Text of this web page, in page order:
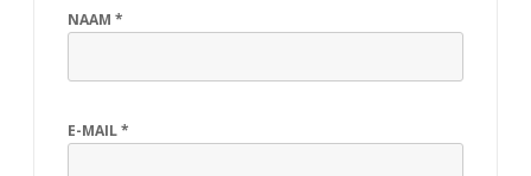
NAAM *
E-MAIL*